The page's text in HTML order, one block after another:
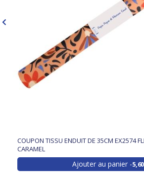
COUPON TISSU ENDUIT DE 35CM EX2574
CARAMEL
Ajouter au panier